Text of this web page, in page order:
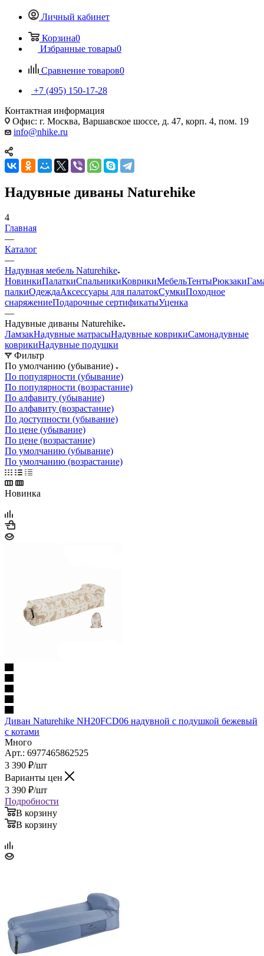
Личный кабинет
Корзина0
Избранные товары0
Сравнение товаров0
+7 (495) 150-17-28
Контактная информация
Офис: г. Москва, Варшавское шоссе, д. 47, корп. 4, пом. 19
info@nhike.ru
Надувные диваны Naturehike
4
Главная
—
Каталог
—
Надувная мебель Naturehike
НовинкиПалаткиСпальникиКоврикиМебельТентыРюкзаки
палкиОдеждаАксессуары для палатокСумкиПоходное
снаряжениеПодарочные сертификатыУценка
—
Надувные диваны Naturehike
ЛамзакНадувные матрасыНадувные коврикиСамонадувные
коврикиНадувные подушки
Фильтр
По умолчанию (убывание)
По популярности (убывание)
По популярности (возрастание)
По алфавиту (убывание)
По алфавиту (возрастание)
По доступности (убывание)
По цене (убывание)
По цене (возрастание)
По умолчанию (убывание)
По умолчанию (возрастание)
Новинка
Диван Naturehike NH20FCD06 надувной с подушкой бежевый
с котами
Много
Арт.: 6977465862525
3 390 ₽/шт
Варианты цен
3 390 ₽/шт
Подробности
В корзину
В корзину